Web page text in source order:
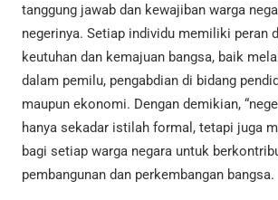
tanggung jawab dan kewajiban warga
negerinya. Setiap individu memiliki peran
keutuhan dan kemajuan bangsa, baik
dalam pemilu, pengabdian di bidang
maupun ekonomi. Dengan demikian,
hanya sekadar istilah formal, tetapi juga
bagi setiap warga negara untuk
pembangunan dan perkembangan bangsa.